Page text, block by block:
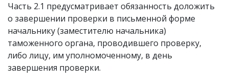
Часть 2.1 предусматривает обязанность доложить
о завершении проверки в письменной форме
начальнику (заместителю начальника)
таможенного органа, проводившего проверку,
либо лицу, им уполномоченному, в день
завершения проверки.